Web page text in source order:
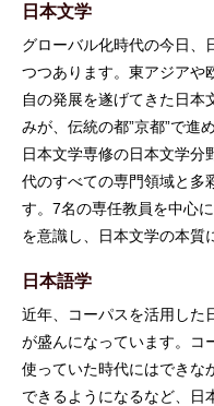
日本文学
グローバル化時代の今日、
つつあります。東アジアや
自の発展を遂げてきた日本
みが、伝統の都”京都”で進
日本文学専修の日本文学分
代のすべての専門領域と多
す。7名の専任教員を中心
を意識し、日本文学の本質
日本語学
近年、コーパスを活用した
が盛んになっています。コ
使っていた時代にはできな
できるようになるなど、日